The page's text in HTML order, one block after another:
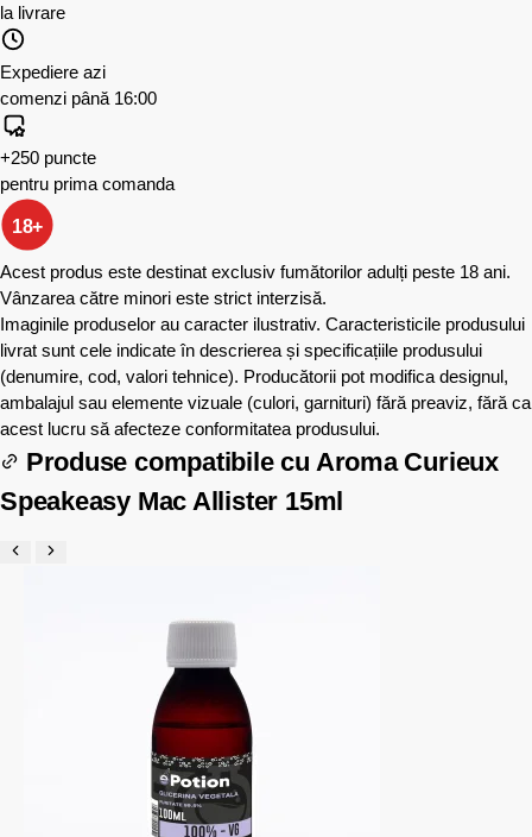
la livrare
Expediere azi
comenzi până 16:00
+250 puncte
pentru prima comanda
18+
Acest produs este destinat exclusiv fumătorilor adulți peste 18 ani.
Vânzarea către minori este strict interzisă.
Imaginile produselor au caracter ilustrativ. Caracteristicile produsului
livrat sunt cele indicate în descrierea și specificațiile produsului
(denumire, cod, valori tehnice). Producătorii pot modifica designul,
ambalajul sau elemente vizuale (culori, garnituri) fără preaviz, fără ca
acest lucru să afecteze conformitatea produsului.
Produse compatibile cu Aroma Curieux
Speakeasy Mac Allister 15ml